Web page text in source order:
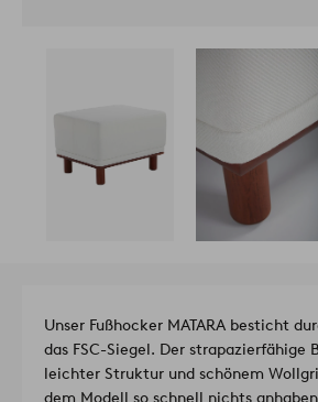
Unser Fußhocker MATARA besticht
das FSC-Siegel. Der strapazierfähige
leichter Struktur und schönem
dem Modell so schnell nichts